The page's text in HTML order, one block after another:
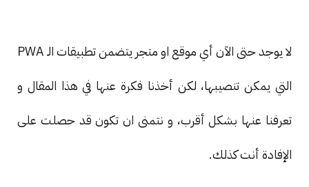
لا يوجد حتى الآن أي موقع او متجر يتضمن تطبيقات الـ PWA
التي يمكن تنصيبها، لكن أخذنا فكرة عنها في هذا المقال و
تعرفنا عنها بشكل أقرب، و نتمنى ان تكون قد حصلت على
الإفادة أنت كذلك.